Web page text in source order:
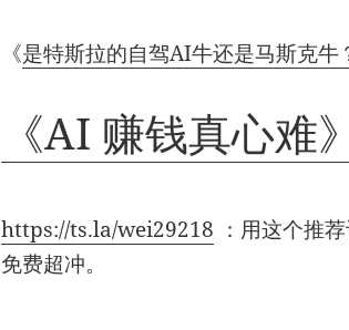
《是特斯拉的自驾AI牛还是马斯克牛
《AI 赚钱真心难》
https://ts.la/wei29218 ：用这个推
免费超冲。